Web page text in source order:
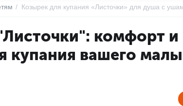
/ Козырек для купания «Листочки» для душа с
комфорт и
купания вашего